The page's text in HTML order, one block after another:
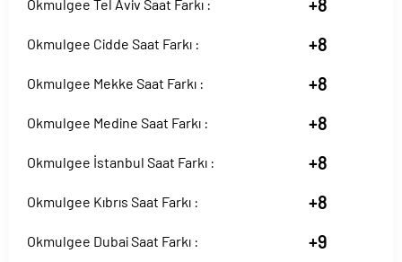
Okmulgee Tel Aviv Saat Farkı : +8
Okmulgee Cidde Saat Farkı : +8
Okmulgee Mekke Saat Farkı : +8
Okmulgee Medine Saat Farkı : +8
Okmulgee İstanbul Saat Farkı : +8
Okmulgee Kıbrıs Saat Farkı : +8
Okmulgee Dubai Saat Farkı : +9